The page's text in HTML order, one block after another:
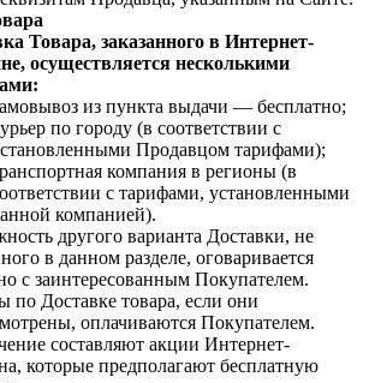
Товара, заказанного в Интернет-
осуществляется несколькими
из пункта выдачи — бесплатно;
по городу (в соответствии с
Продавцом тарифами);
компания в регионы (в
с тарифами, установленными
компанией).
другого варианта Доставки, не
в данном разделе, оговаривается
с заинтересованным Покупателем.
по Доставке товара, если они
оплачиваются Покупателем.
составляют акции Интернет-
которые предполагают бесплатную